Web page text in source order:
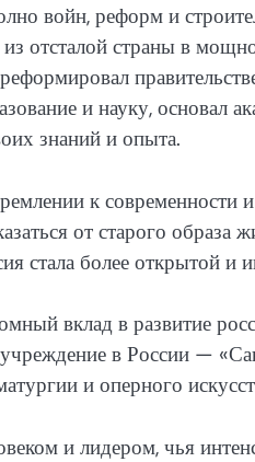
войн, реформ и
отсталой страны в
и науку, основал
знаний и опыта.
к
от старого образа
стала более открытой и
вклад в развитие
учреждение в России —
и оперного
и лидером, чья